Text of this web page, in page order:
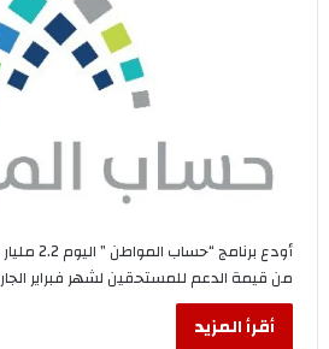
أودع برنامج
من قيمة الدعم للمستحقين لشهر فبراير
أقرأ المزيد